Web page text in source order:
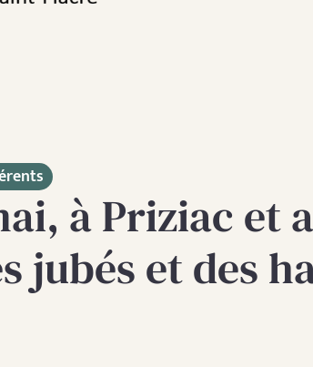
à Priziac et
jubés et des